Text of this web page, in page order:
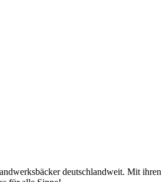
deutschlandweit. Mit ihren